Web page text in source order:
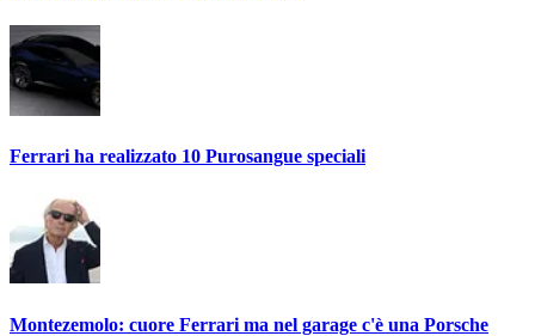
Ferrari ha realizzato 10 Purosangue speciali
Montezemolo: cuore Ferrari ma nel garage c'è una Porsche